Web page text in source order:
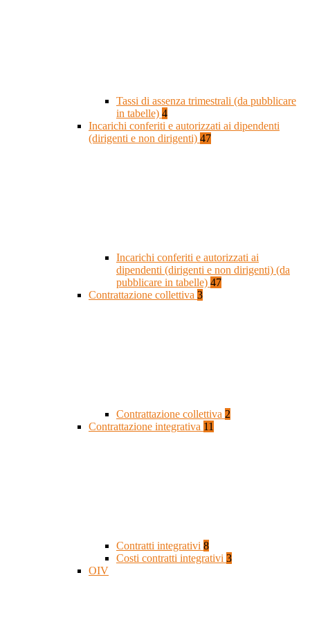
Tassi di assenza trimestrali (da pubblicare
in tabelle) 4
Incarichi conferiti e autorizzati ai dipendenti
(dirigenti e non dirigenti) 47
Incarichi conferiti e autorizzati ai
dipendenti (dirigenti e non dirigenti) (da
pubblicare in tabelle) 47
Contrattazione collettiva 3
Contrattazione collettiva 2
Contrattazione integrativa 11
Contratti integrativi 8
Costi contratti integrativi 3
OIV